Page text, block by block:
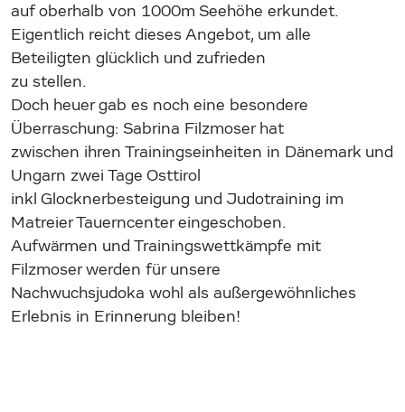
auf oberhalb von 1000m Seehöhe erkundet.
Eigentlich reicht dieses Angebot, um alle
Beteiligten glücklich und zufrieden
zu stellen.
Doch heuer gab es noch eine besondere
Überraschung: Sabrina Filzmoser hat
zwischen ihren Trainingseinheiten in Dänemark und
Ungarn zwei Tage Osttirol
inkl Glocknerbesteigung und Judotraining im
Matreier Tauerncenter eingeschoben.
Aufwärmen und Trainingswettkämpfe mit
Filzmoser werden für unsere
Nachwuchsjudoka wohl als außergewöhnliches
Erlebnis in Erinnerung bleiben!